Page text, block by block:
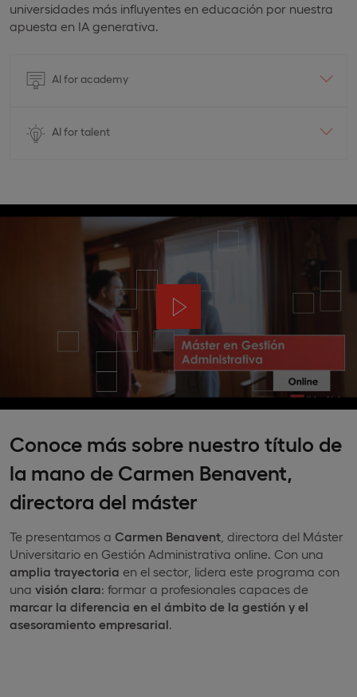
universidades más influyentes en educación por nuestra
apuesta en IA generativa.
AI for academy
AI for talent
Conoce más sobre nuestro título de
la mano de Carmen Benavent,
directora del máster
Te presentamos a Carmen Benavent , directora del Máster
Universitario en Gestión Administrativa online. Con una
amplia trayectoria en el sector, lidera este programa con
una visión clara: formar a profesionales capaces de
marcar la diferencia en el ámbito de la gestión y el
asesoramiento empresarial